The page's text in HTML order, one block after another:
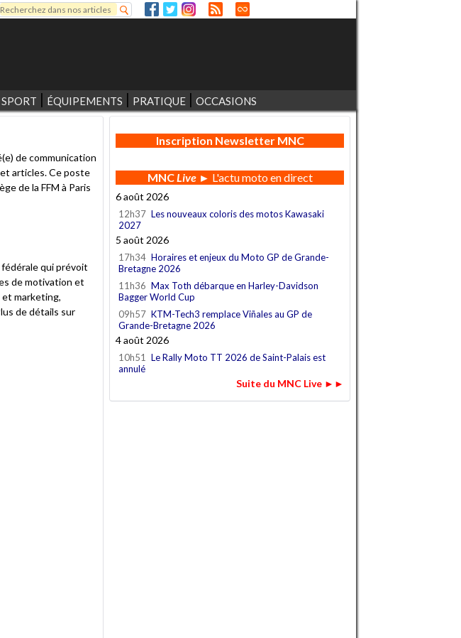
Formulaire de recherche
Rechercher
SPORT ÉQUIPEMENTS PRATIQUE OCCASIONS
de communication
articles. Ce poste
de la FFM à Paris
qui prévoit
de motivation et
marketing,
de détails sur
Inscription Newsletter MNC
MNCLive► L'actu moto en direct
6 août 2026
12h37 Les nouveaux coloris des motos Kawasaki
2027
5 août 2026
17h34 Horaires et enjeux du Moto GP de Grande-
Bretagne 2026
11h36 Max Toth débarque en Harley-Davidson
Bagger World Cup
09h57 KTM-Tech3 remplace Viñales au GP de
Grande-Bretagne 2026
4 août 2026
10h51
Le Rally Moto TT 2026 de Saint-Palais est
annulé
Suite du MNC Live ►►